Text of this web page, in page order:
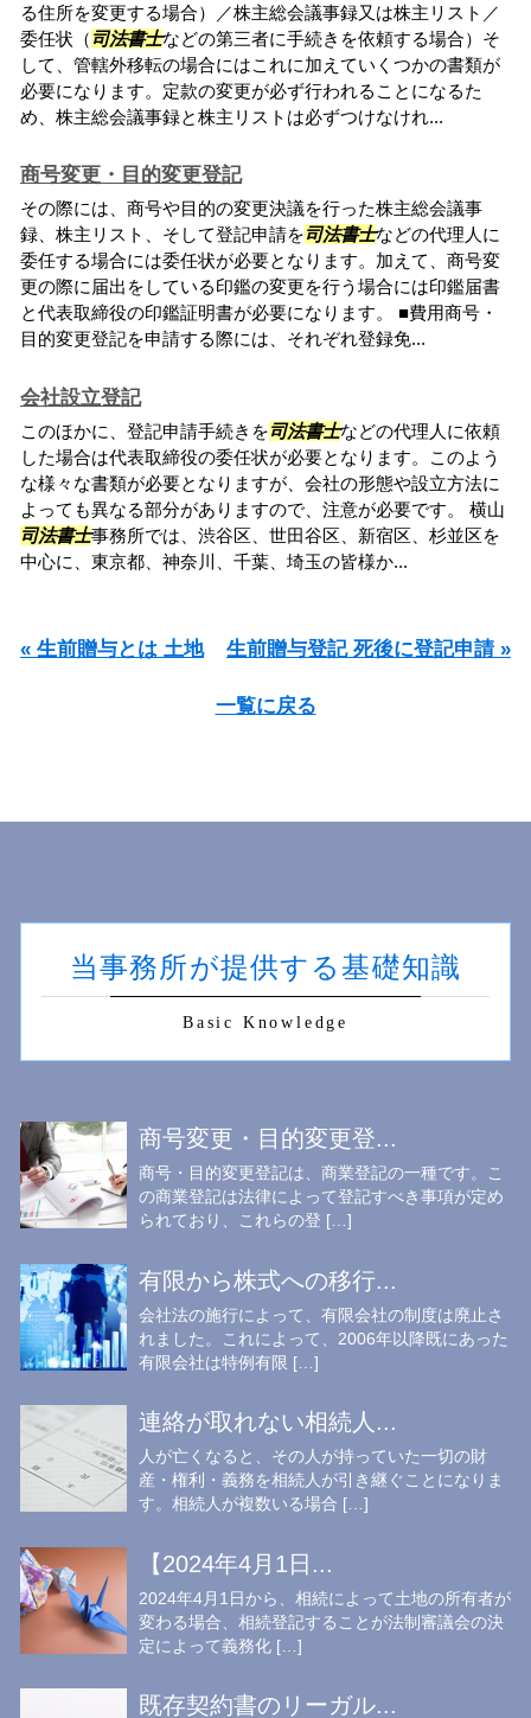
る住所を変更する場合）／株主総会議事録又は株主リスト／
委任状（ 司法書士などの第三者に手続きを依頼する場合）そ
して、管轄外移転の場合にはこれに加えていくつかの書類が
必要になります。定款の変更が必ず行われることになるた
め、株主総会議事録と株主リストは必ずつけなけれ...
商号変更・目的変更登記
その際には、商号や目的の変更決議を行った株主総会議事
録、株主リスト、そして登記申請を司法書士などの代理人に
委任する場合には委任状が必要となります。加えて、商号変
更の際に届出をしている印鑑の変更を行う場合には印鑑届書
と代表取締役の印鑑証明書が必要になります。 ■費用商号・
目的変更登記を申請する際には、それぞれ登録免...
会社設立登記
このほかに、登記申請手続きを司法書士などの代理人に依頼
した場合は代表取締役の委任状が必要となります。このよう
な様々な書類が必要となりますが、会社の形態や設立方法に
よっても異なる部分がありますので、注意が必要です。 横山
司法書士事務所では、渋谷区、世田谷区、新宿区、杉並区を
中心に、東京都、神奈川、千葉、埼玉の皆様か...
« 生前贈与とは 土地 生前贈与登記 死後に登記申請 »
一覧に戻る
当事務所が提供する基礎知識
Basic Knowledge
商号変更・目的変更登...
商号・目的変更登記は、商業登記の一種です。こ
の商業登記は法律によって登記すべき事項が定め
られており、これらの登 […]
有限から株式への移行...
会社法の施行によって、有限会社の制度は廃止さ
れました。これによって、2006年以降既にあった
有限会社は特例有限 […]
連絡が取れない相続人...
人が亡くなると、その人が持っていた一切の財
産・権利・義務を相続人が引き継ぐことになりま
す。相続人が複数いる場合 […]
【2024年4月1日...
2024年4月1日から、相続によって土地の所有者が
変わる場合、相続登記することが法制審議会の決
定によって義務化 […]
既存契約書のリーガル...